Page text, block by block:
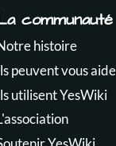
communauté
histoire
peuvent vous
utilisent YesWiki